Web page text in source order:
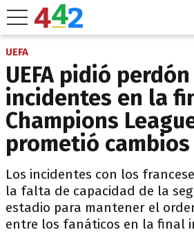
UEFA
UEFA pidió
incidentes en la
Champions
prometió cambios
Los incidentes con los
la falta de capacidad de la
estadio para mantener el
entre los fanáticos en la final